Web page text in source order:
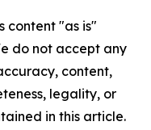
content "as is"
do not accept any
content,
legality, or
in this article.